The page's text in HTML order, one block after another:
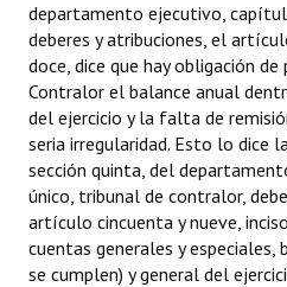
Registros y Distinciones
Datos Históricos
Premio al Mérito - Registro
Audiencias Públicas - Registro
Mujeres que Dejaron Huellas -
Periodistas Decanos - Registro
departamento ejecutivo,
deberes y atribuciones, el
doce, dice que hay obligación
Contralor el balance anual
del ejercicio y la falta de
seria irregularidad. Esto lo dice
sección quinta, del
único, tribunal de contralor,
artículo cincuenta y nueve,
cuentas generales y especiales,
se cumplen) y general del